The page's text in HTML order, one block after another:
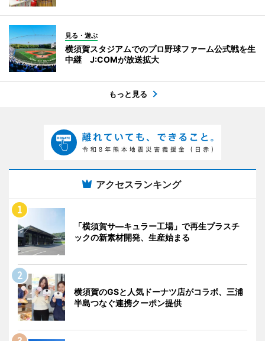
見る・遊ぶ
横須賀スタジアムでのプロ野球ファーム公式戦を生
中継 J:COMが放送拡大
もっと見る
アクセスランキング
「横須賀サ―キュラー工場」で再生プラスチ
ックの新素材開発、生産始まる
横須賀のGSと人気ドーナツ店がコラボ、三浦
半島つなぐ連携クーポン提供